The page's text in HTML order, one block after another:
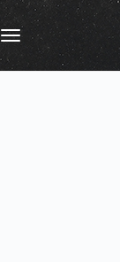
Toggle
navigation